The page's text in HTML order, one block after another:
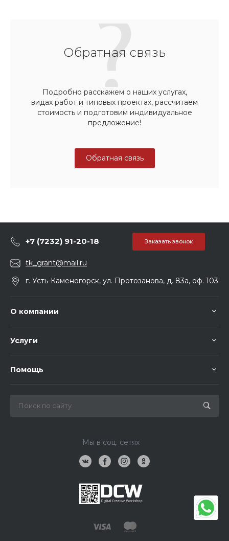
Обратная связь
Подробно расскажем о наших услугах,
видах работ и типовых проектах, рассчитаем
стоимость и подготовим индивидуальное
предложение!
Обратная связь
+7 (7232) 91-20-18 Заказать звонок
tk_grant@mail.ru
г. Усть-Каменогорск, ул. Протозанова, д. 83а, оф. 103
О компании
Услуги
Помощь
Мы в соц. сетях